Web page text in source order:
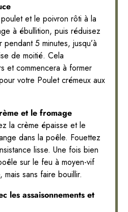
et le poivron rôti à la
à ébullition, puis réduisez
5 minutes, jusqu’à
de moitié. Cela
et commencera à former
votre Poulet crémeux aux
et le fromage
la crème épaisse et le
dans la poêle. Fouettez
lisse. Une fois bien
sur le feu à moyen-vif
sans faire bouillir.
les assaisonnements et